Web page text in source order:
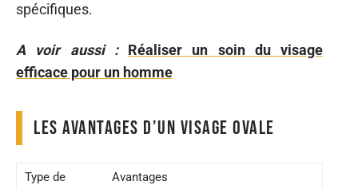
spécifiques.
A voir aussi :
Réaliser un soin du visage
efficace pour un homme
Les avantages d’un visage ovale
Type de
Avantages